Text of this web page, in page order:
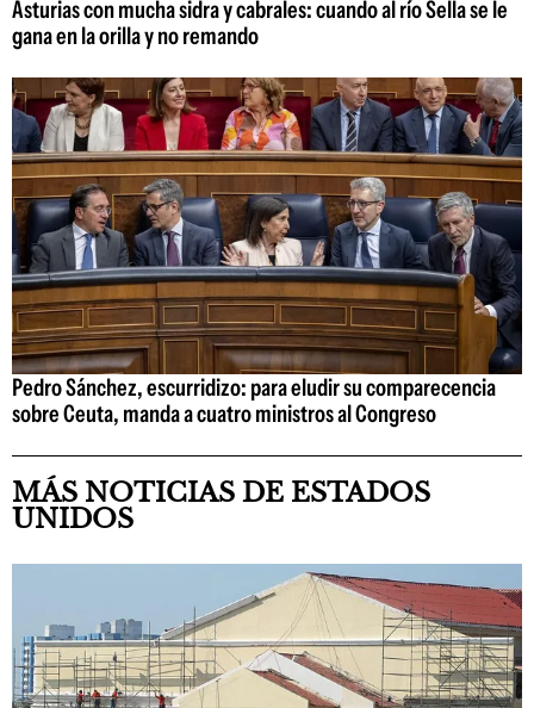
Asturias con mucha sidra y cabrales: cuando al río Sella se le
gana en la orilla y no remando
Pedro Sánchez, escurridizo: para eludir su comparecencia
sobre Ceuta, manda a cuatro ministros al Congreso
MÁS NOTICIAS DE ESTADOS
UNIDOS